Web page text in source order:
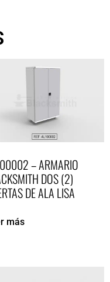
– ARMARIO
DOS (2)
DE ALA LISA
más